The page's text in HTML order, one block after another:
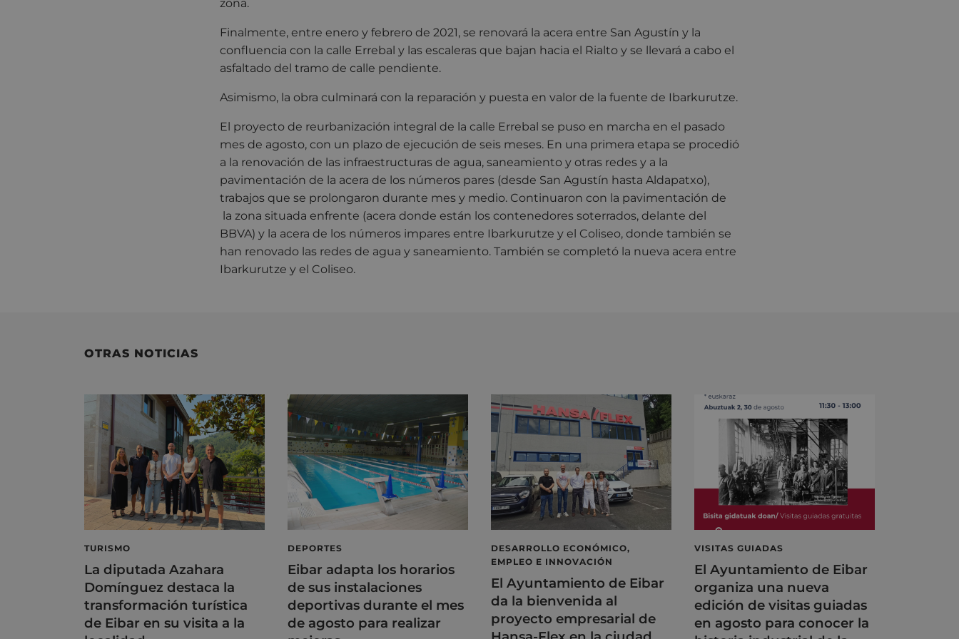
zona.
Finalmente, entre enero y febrero de 2021, se renovará la acera entre San Agustín y la
confluencia con la calle Errebal y las escaleras que bajan hacia el Rialto y se llevará a cabo el
asfaltado del tramo de calle pendiente.
Asimismo, la obra culminará con la reparación y puesta en valor de la fuente de Ibarkurutze.
El proyecto de reurbanización integral de la calle Errebal se puso en marcha en el pasado
mes de agosto, con un plazo de ejecución de seis meses. En una primera etapa se procedió
a la renovación de las infraestructuras de agua, saneamiento y otras redes y a la
pavimentación de la acera de los números pares (desde San Agustín hasta Aldapatxo),
trabajos que se prolongaron durante mes y medio. Continuaron con la pavimentación de
la zona situada enfrente (acera donde están los contenedores soterrados, delante del
BBVA) y la acera de los números impares entre Ibarkurutze y el Coliseo, donde también se
han renovado las redes de agua y saneamiento. También se completó la nueva acera entre
Ibarkurutze y el Coliseo.
OTRAS NOTICIAS
TURISMO
La diputada Azahara
Domínguez destaca la
transformación turística
de Eibar en su visita a la
DEPORTES
Eibar adapta los horarios
de sus instalaciones
deportivas durante el mes
de agosto para realizar
DESARROLLO ECONÓMICO,
EMPLEO E INNOVACIÓN
El Ayuntamiento de Eibar
da la bienvenida al
proyecto empresarial de
VISITAS GUIADAS
El Ayuntamiento de Eibar
organiza una nueva
edición de visitas guiadas
en agosto para conocer la